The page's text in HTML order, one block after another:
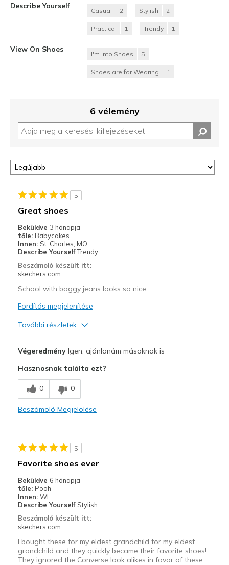
Describe Yourself
Casual 2 Stylish 2
Practical 1 Trendy 1
View On Shoes
I'm Into Shoes 5
Shoes are for Wearing 1
6 vélemény
5
Great shoes
Beküldve 3 hónapja
tőle: Babycakes
Innen: St. Charles, MO
Describe YourselfTrendy
Beszámoló készült itt:
skechers.com
School with baggy jeans looks so nice
Fordítás megjelenítése
További részletek
Breathe Well
Comfortable
Legjobb használat
Width
Sizing
Feels true to size
View On Shoes
Shoes are for Wearing
VégeredményIgen, ajánlanám másoknak is
Hasznosnak találta ezt?
0 0
Beszámoló Megjelölése
5
Favorite shoes ever
Beküldve 6 hónapja
tőle: Pooh
Innen: WI
Describe Yourself Stylish
Beszámoló készült itt:
skechers.com
I bought these for my eldest grandchild for my eldest
grandchild and they quickly became their favorite shoes!
They ignored the Converse look alikes in favor of these